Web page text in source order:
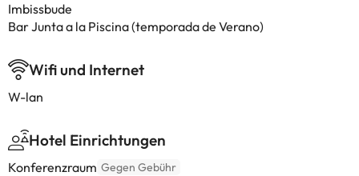
Imbissbude
Bar Junta a la Piscina (temporada de Verano)
Wifi und Internet
W-lan
Hotel Einrichtungen
Konferenzraum Gegen Gebühr